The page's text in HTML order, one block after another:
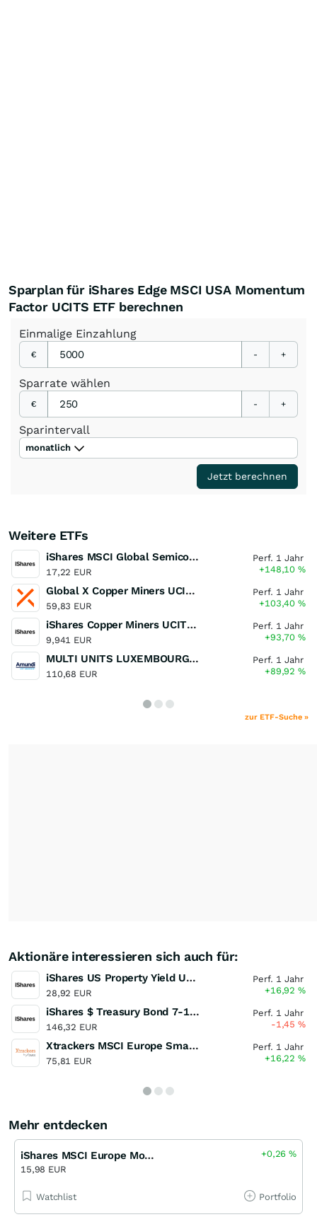
Sparplan für iShares Edge MSCI USA Momentum
Factor UCITS ETF berechnen
Einmalige Einzahlung
€ - +
Sparrate wählen
€ - +
Sparintervall
monatlich
Jetzt berechnen
Weitere ETFs
iShares MSCI Global Semiconductors UCITS ETF USD (Acc)
17,22 EUR
Perf. 1 Jahr
+148,10%
Global X Copper Miners UCITS ETF USD Acc
59,83 EUR
Perf. 1 Jahr
+103,40%
iShares Copper Miners UCITS ETF
9,941 EUR
Perf. 1 Jahr
+93,70%
MULTI UNITS LUXEMBOURG - Lyxor MSCI Semiconductors ESG Filtered
110,68 EUR
Perf. 1 Jahr
+89,92%
zur ETF-Suche »
Aktionäre interessieren sich auch für:
iShares US Property Yield UCITS ETF
28,92 EUR
Perf. 1 Jahr
+16,92%
iShares $ Treasury Bond 7-10yr UCITS ETF
146,32 EUR
Perf. 1 Jahr
-1,45%
Xtrackers MSCI Europe Small Cap UCITS ETF
75,81 EUR
Perf. 1 Jahr
+16,22%
Mehr entdecken
iShares MSCI Europe Momentum Factor UCITS ETF
15,98 EUR
+0,26%
Watchlist Portfolio